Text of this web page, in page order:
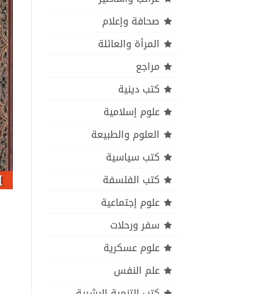
صحافة وإعلام
المرأة والعائلة
مراجع
كتب دينية
علوم إسلامية
العلوم والطبيعة
كتب سياسية
كتب الفلسفة
علوم إجتماعية
سفر ورحلات
علوم عسكرية
علم النفس